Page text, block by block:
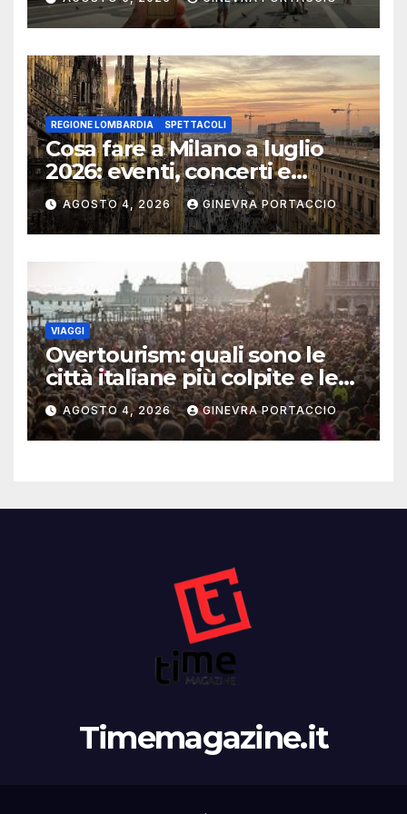
REGIONE LOMBARDIA SPETTACOLI
Cosa fare a Milano a luglio
2026: eventi, concerti e
mostre
AGOSTO 4, 2026 GINEVRA PORTACCIO
VIAGGI
Overtourism: quali sono le
città italiane più colpite e le
alternative da scegliere
AGOSTO 4, 2026 GINEVRA PORTACCIO
Timemagazine.it